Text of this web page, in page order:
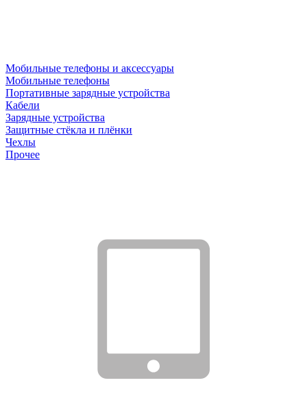
Мобильные телефоны и аксессуары
Мобильные телефоны
Портативные зарядные устройства
Кабели
Зарядные устройства
Защитные стёкла и плёнки
Чехлы
Прочее